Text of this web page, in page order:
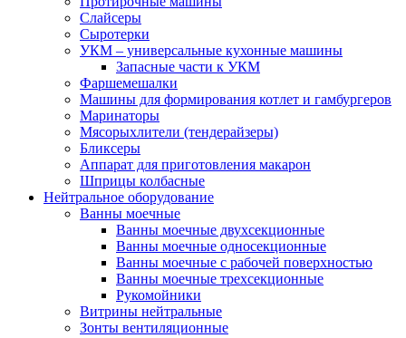
Слайсеры
Сыротерки
УКМ – универсальные кухонные машины
Запасные части к УКМ
Фаршемешалки
Машины для формирования котлет и гамбургеров
Маринаторы
Мясорыхлители (тендерайзеры)
Бликсеры
Аппарат для приготовления макарон
Шприцы колбасные
Нейтральное оборудование
Ванны моечные
Ванны моечные двухсекционные
Ванны моечные односекционные
Ванны моечные с рабочей поверхностью
Ванны моечные трехсекционные
Рукомойники
Витрины нейтральные
Зонты вентиляционные